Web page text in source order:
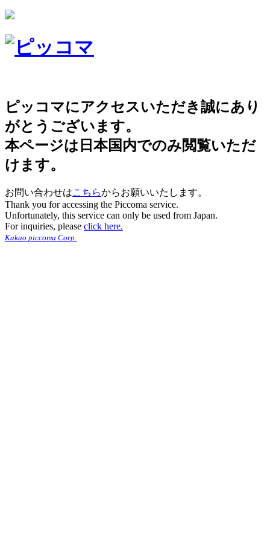
ピッコマにアクセスいただき誠にあり
がとうございます。
本ページは日本国内でのみ閲覧いただ
けます。
お問い合わせはこちらからお願いいたします。
Thank you for accessing the Piccoma service.
Unfortunately, this service can only be used from Japan.
For inquiries, please click here.
Kakao piccoma Corp.